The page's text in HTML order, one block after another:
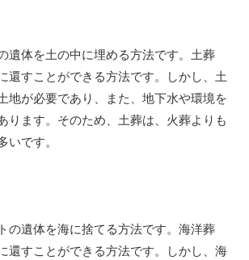
遺体を土の中に埋める方法です。土葬
還すことができる方法です。しかし、土
地が必要であり、また、地下水や環境を
ります。そのため、土葬は、火葬よりも
いです。
の遺体を海に捨てる方法です。海洋葬
還すことができる方法です。しかし、海